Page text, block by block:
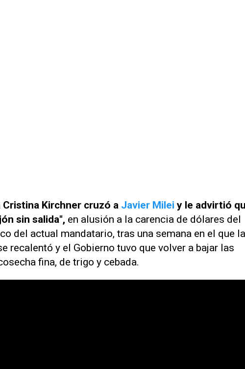
Cristina Kirchner cruzó a Javier Milei y le advirtió
sin salida", en alusión a la carencia de dólares del
del actual mandatario, tras una semana en el que
recalentó y el Gobierno tuvo que volver a bajar las
fina, de trigo y cebada.